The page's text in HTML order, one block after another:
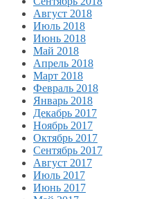
Август 2018
Июль 2018
Июнь 2018
Май 2018
Апрель 2018
Март 2018
Февраль 2018
Январь 2018
Декабрь 2017
Ноябрь 2017
Октябрь 2017
Сентябрь 2017
Август 2017
Июль 2017
Июнь 2017